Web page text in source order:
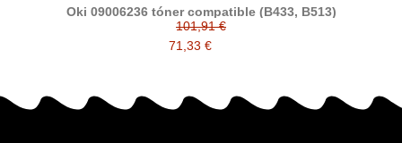
Oki 09006236 tóner compatible (B433, B513)
101,91 €
71,33 €